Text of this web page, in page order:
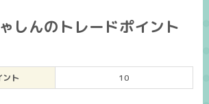
しんのトレードポイント
ント 10